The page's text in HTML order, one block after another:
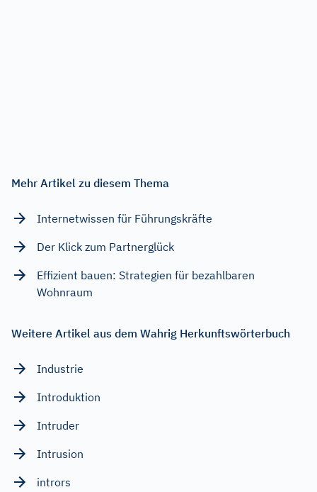
Mehr Artikel zu diesem Thema
Internetwissen für Führungskräfte
Der Klick zum Partnerglück
Effizient bauen: Strategien für bezahlbaren
Wohnraum
Weitere Artikel aus dem Wahrig Herkunftswörterbuch
Industrie
Introduktion
Intruder
Intrusion
intrors